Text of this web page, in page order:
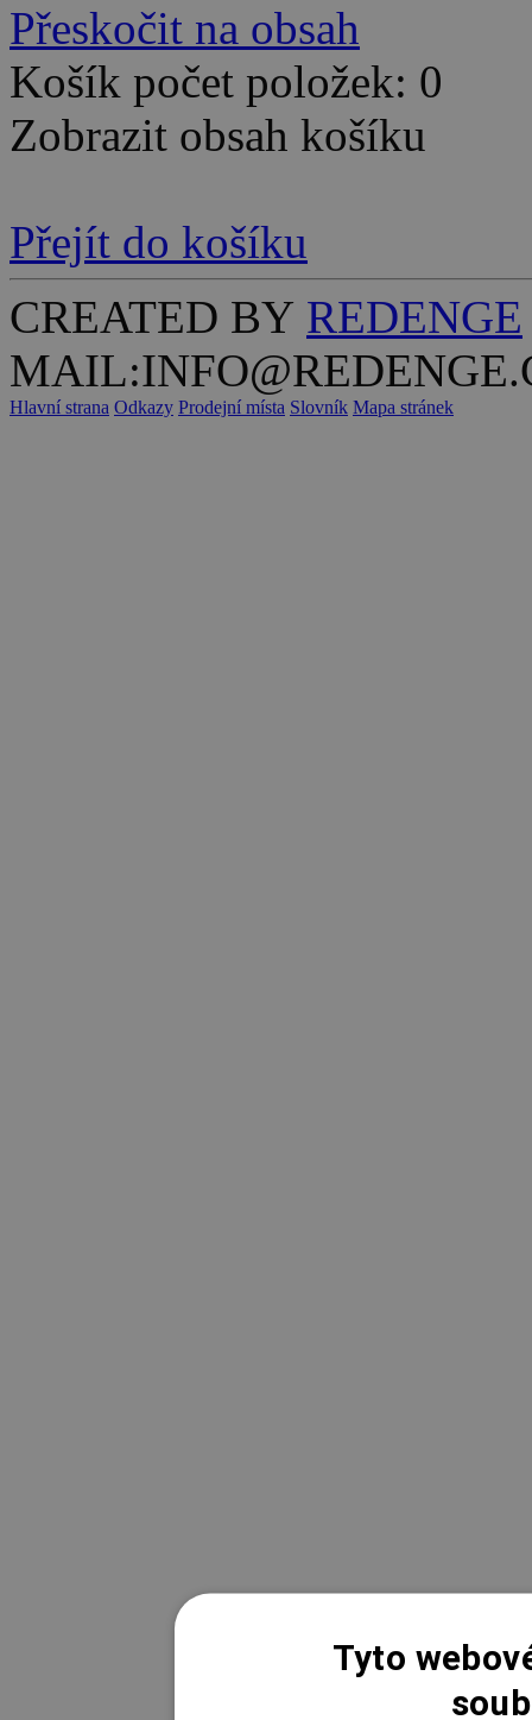
Přeskočit na obsah
Košík počet položek: 0
Zobrazit obsah košíku
Přejít do košíku
CREATED BY REDENGE
Hlavní strana Odkazy Prodejní místa Slovník Mapa stránek
Tyto